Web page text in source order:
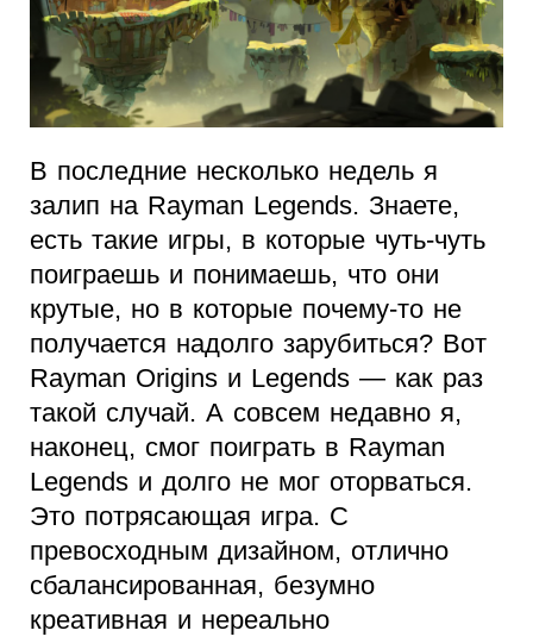
В последние несколько недель я
залип на Rayman Legends. Знаете,
есть такие игры, в которые чуть-чуть
поиграешь и понимаешь, что они
крутые, но в которые почему-то не
получается надолго зарубиться? Вот
Rayman Origins и Legends — как раз
такой случай. А совсем недавно я,
наконец, смог поиграть в Rayman
Legends и долго не мог оторваться.
Это потрясающая игра. С
превосходным дизайном, отлично
сбалансированная, безумно
креативная и нереально